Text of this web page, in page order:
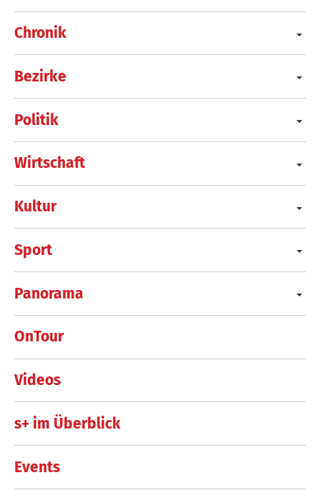
Chronik
Bezirke
Politik
Wirtschaft
Kultur
Sport
Panorama
OnTour
Videos
s+ im Überblick
Events